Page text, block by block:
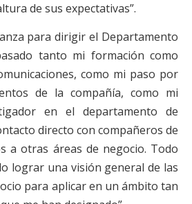
de sus expectativas”.
para dirigir el Departamento
tanto mi formación como
como mi paso por
de la compañía, como mi
en el departamento de
directo con compañeros de
a otras áreas de negocio. Todo
lograr una visión general de las
para aplicar en un ámbito tan